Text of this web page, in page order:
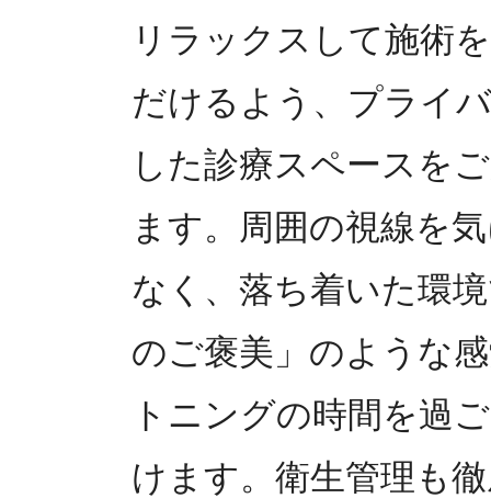
リラックスして施術
だけるよう、プライ
した診療スペースを
ます。周囲の視線を
なく、落ち着いた環
のご褒美」のような
トニングの時間を過
けます。衛生管理も